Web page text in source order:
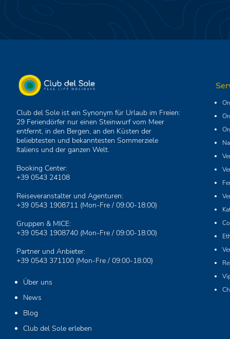
Club del Sole ist ein Synonym für Urlaub im Freien:
29 Feriendörfer nur einen Steinwurf vom Meer
entfernt, in den Bergen, an den Küsten der
beliebtesten und bekanntesten Sommerziele
Italiens und der ganzen Welt.
Booking Center:
+39 0543 24108
Reiseveranstalter und Agenturen:
+39 0543 1908711 (Mon-Fre / 09:00-18:00)
Gruppen & MICE:
+39 0543 1908740 (Mon-Fre / 09:00-18:00)
Partner und Anbieter:
+39 0543 371100 (Mon-Fre / 09:00-18:00)
Über uns
News
Blog
Club del Sole erleben